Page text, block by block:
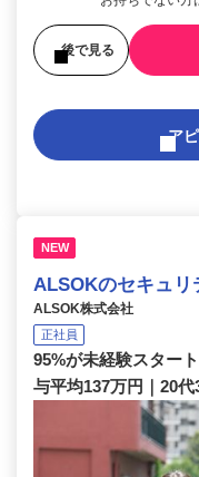
後で見る
ア
NEW
ALSOKのセキュリ
ALSOK株式会社
正社員
95%が未経験スター
与平均137万円｜20代